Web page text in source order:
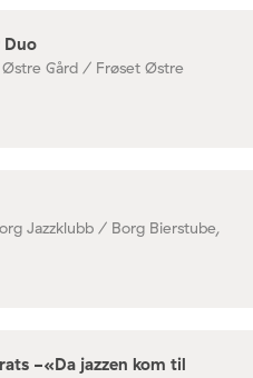
Duo
Østre Gård / Frøset Østre
Jazzklubb / Borg Bierstube,
-«Da jazzen kom til